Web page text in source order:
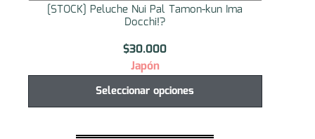
[STOCK] Peluche Nui Pal Tamon-kun Ima
Docchi!?
$30.000
Japón
Seleccionar opciones